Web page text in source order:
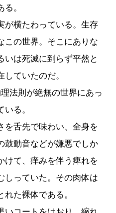
。
横たわっている。生存
この世界。そこにありな
いは死滅に到らず平然と
ていたのだ。
法則が絶無の世界にあっ
る。
舌先で味わい、全身を
鼓動音などが嫌悪でしか
けて、痒みを伴う痺れを
しっていた。その肉体は
た裸体である。